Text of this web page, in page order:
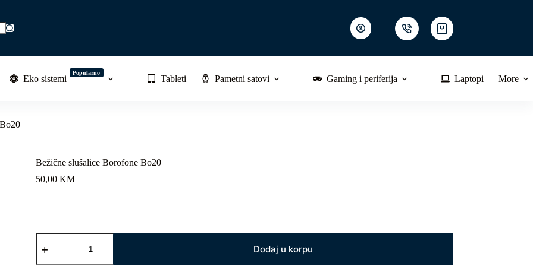
Shopping
cart
Eko sistemi
Popularno
Tableti Pametni satovi Gaming i periferija Laptopi More
Bežične slušalice Borofone Bo20
50,00 KM
Bežične
slušalice
Dodaj u korpu